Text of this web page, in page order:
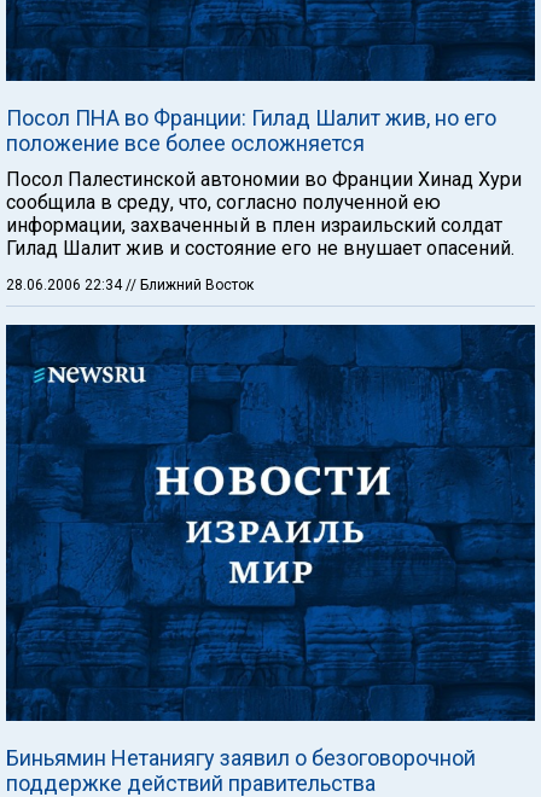
Посол ПНА во Франции: Гилад Шалит жив, но его
положение все более осложняется
Посол Палестинской автономии во Франции Хинад Хури
сообщила в среду, что, согласно полученной ею
информации, захваченный в плен израильский солдат
Гилад Шалит жив и состояние его не внушает опасений.
28.06.2006 22:34 // Ближний Восток
Биньямин Нетаниягу заявил о безоговорочной
поддержке действий правительства